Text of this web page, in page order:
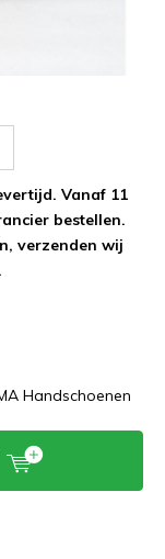
Vanaf 11
bestellen.
verzenden wij
Handschoenen